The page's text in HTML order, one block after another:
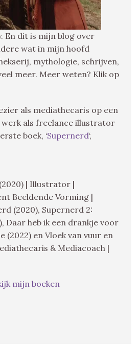
En dit is mijn blog over
wat in mijn hoofd
mythologie, schrijven,
meer. Meer weten? Klik op
als mediathecaris op een
werk als freelance illustrator
boek, ‘Supernerd‘,
| Illustrator |
Beeldende Vorming |
(2020), Supernerd 2:
Daar heb ik een drankje voor
(2022) en Vloek van vuur en
& Mediacoach |
mijn boeken